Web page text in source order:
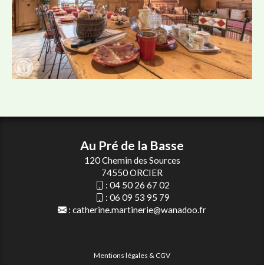
Au Pré de la Basse
120 Chemin des Sources
74550 ORCIER
: 04 50 26 67 02
: 06 09 53 95 79
: catherine.martinerie@wanadoo.fr
Mentions légales & CGV